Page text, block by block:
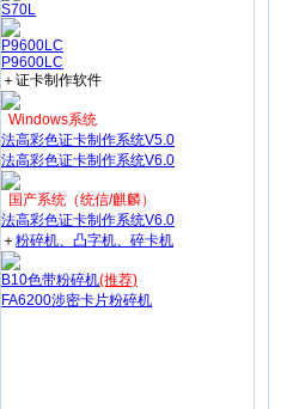
S70L
P9600LC
P9600LC
＋证卡制作软件
Windows系统
法高彩色证卡制作系统V5.0
法高彩色证卡制作系统V6.0
国产系统（统信/麒麟）
法高彩色证卡制作系统V6.0
＋粉碎机、凸字机、碎卡机
B10色带粉碎机(推荐)
FA6200涉密卡片粉碎机